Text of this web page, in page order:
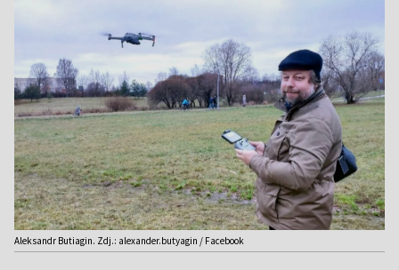
Aleksandr Butiagin. Zdj.: alexander.butyagin / Facebook